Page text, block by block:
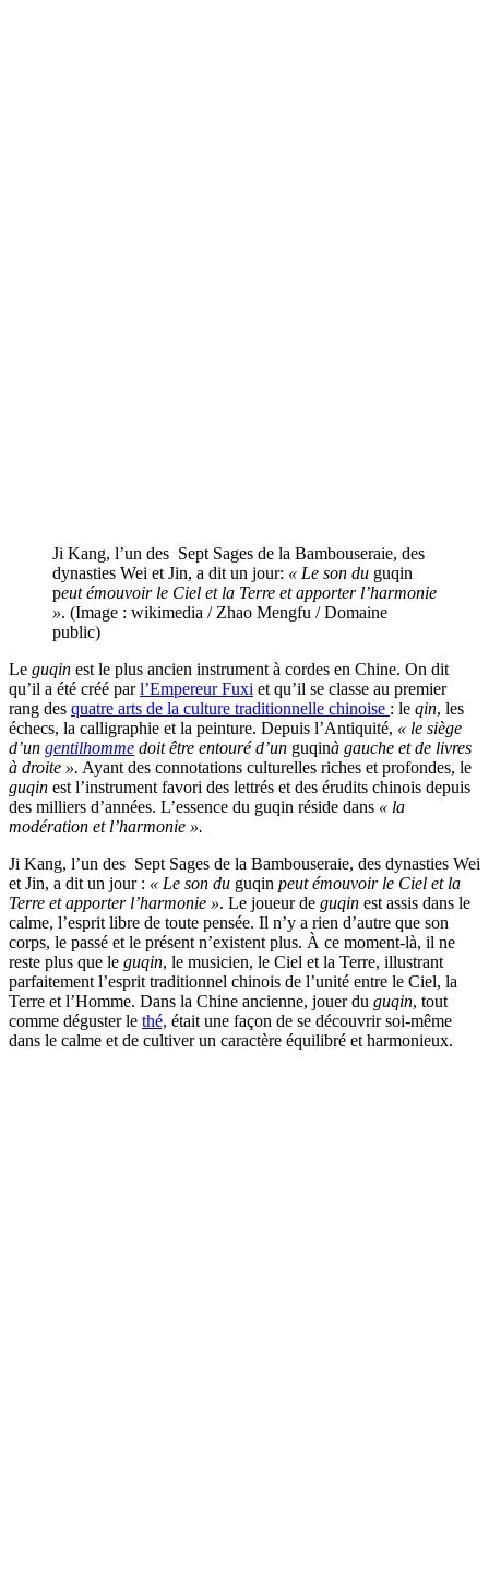
Ji Kang, l’un des Sept Sages de la Bambouseraie, des
dynasties Wei et Jin, a dit un jour: « Le son du guqin
peut émouvoir le Ciel et la Terre et apporter l’harmonie
». (Image : wikimedia / Zhao Mengfu / Domaine
public)
Le guqin est le plus ancien instrument à cordes en Chine. On dit
qu’il a été créé parl’Empereur Fuxi et qu’il se classe au premier
rang des quatre arts de la culture traditionnelle chinoise : le qin, les
échecs, la calligraphie et la peinture. Depuis l’Antiquité, « le siège
d’un gentilhomme doit être entouré d’un guqinà gauche et de livres
à droite ». Ayant des connotations culturelles riches et profondes, le
guqin est l’instrument favori des lettrés et des érudits chinois depuis
des milliers d’années. L’essence du guqin réside dans « la
modération et l’harmonie ».
Ji Kang, l’un des Sept Sages de la Bambouseraie, des dynasties Wei
et Jin, a dit un jour : « Le son du guqin peut émouvoir le Ciel et la
Terre et apporter l’harmonie ». Le joueur de guqin est assis dans le
calme, l’esprit libre de toute pensée. Il n’y a rien d’autre que son
corps, le passé et le présent n’existent plus. À ce moment-là, il ne
reste plus que le guqin, le musicien, le Ciel et la Terre, illustrant
parfaitement l’esprit traditionnel chinois de l’unité entre le Ciel, la
Terre et l’Homme. Dans la Chine ancienne, jouer du guqin, tout
comme déguster le thé, était une façon de se découvrir soi-même
dans le calme et de cultiver un caractère équilibré et harmonieux.